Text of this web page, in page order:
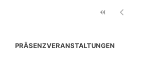
PRÄSENZVERANSTALTUNGEN